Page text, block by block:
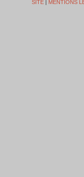
SITE | MENTIONS